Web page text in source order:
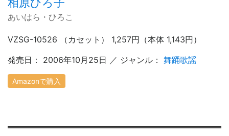
あいはら・ひろこ
VZSG-10526 （カセット） 1,257円（本体 1,143円）
発売日： 2006年10月25日 ／ ジャンル： 舞踊歌謡
Amazonで購入